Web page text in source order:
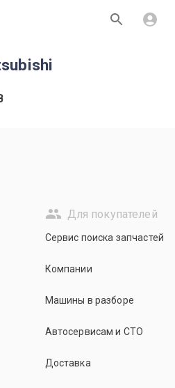
Для покупателей
Сервис поиска запчастей
Компании
Машины в разборе
Автосервисам и СТО
Доставка